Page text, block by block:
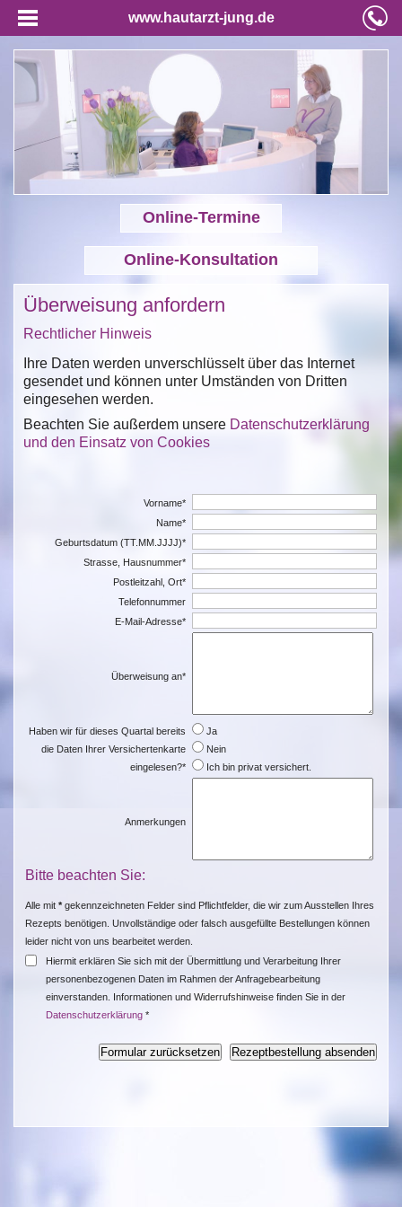
www.hautarzt-jung.de
Online-Termine
Online-Konsultation
Überweisung anfordern
Rechtlicher Hinweis
Ihre Daten werden unverschlüsselt über das Internet
gesendet und können unter Umständen von Dritten
eingesehen werden.
Beachten Sie außerdem unsere Datenschutzerklärung
und den Einsatz von Cookies
Vorname*
Name*
Geburtsdatum (TT.MM.JJJJ)*
Strasse, Hausnummer*
Postleitzahl, Ort*
Telefonnummer
E-Mail-Adresse*
Überweisung an*
Haben wir für dieses Quartal bereits
die Daten Ihrer Versichertenkarte
eingelesen?*
Ja
Nein
Ich bin privat versichert.
Anmerkungen
Bitte beachten Sie:
Alle mit *gekennzeichneten Felder sind Pflichtfelder, die wir zum Ausstellen Ihres
Rezepts benötigen. Unvollständige oder falsch ausgefüllte Bestellungen können
leider nicht von uns bearbeitet werden.
Hiermit erklären Sie sich mit der Übermittlung und Verarbeitung Ihrer
personenbezogenen Daten im Rahmen der Anfragebearbeitung
einverstanden. Informationen und Widerrufshinweise finden Sie in der
Datenschutzerklärung *